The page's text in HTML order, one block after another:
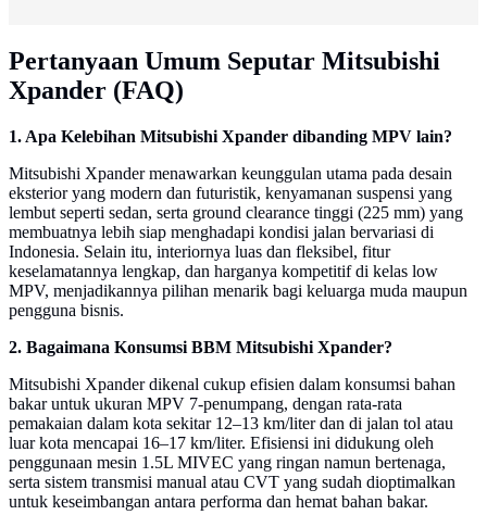
Pertanyaan Umum Seputar Mitsubishi
Xpander (FAQ)
1. Apa Kelebihan Mitsubishi Xpander dibanding MPV lain?
Mitsubishi Xpander menawarkan keunggulan utama pada desain
eksterior yang modern dan futuristik, kenyamanan suspensi yang
lembut seperti sedan, serta ground clearance tinggi (225 mm) yang
membuatnya lebih siap menghadapi kondisi jalan bervariasi di
Indonesia. Selain itu, interiornya luas dan fleksibel, fitur
keselamatannya lengkap, dan harganya kompetitif di kelas low
MPV, menjadikannya pilihan menarik bagi keluarga muda maupun
pengguna bisnis.
2. Bagaimana Konsumsi BBM Mitsubishi Xpander?
Mitsubishi Xpander dikenal cukup efisien dalam konsumsi bahan
bakar untuk ukuran MPV 7-penumpang, dengan rata-rata
pemakaian dalam kota sekitar 12–13 km/liter dan di jalan tol atau
luar kota mencapai 16–17 km/liter. Efisiensi ini didukung oleh
penggunaan mesin 1.5L MIVEC yang ringan namun bertenaga,
serta sistem transmisi manual atau CVT yang sudah dioptimalkan
untuk keseimbangan antara performa dan hemat bahan bakar.